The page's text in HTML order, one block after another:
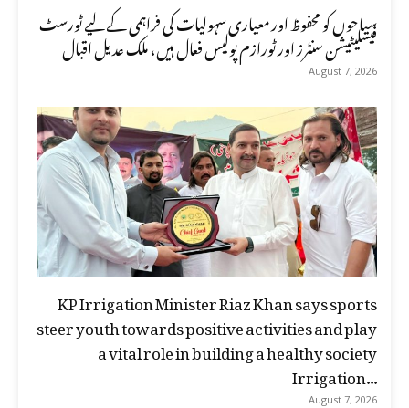
سیاحوں کو محفوظ اور معیاری سہولیات کی فراہمی کے لیے ٹورسٹ
فیسلیٹیشن سنٹرز اور ٹورازم پولیس فعال ہیں، ملک عدیل اقبال
August 7, 2026
KP Irrigation Minister Riaz Khan says sports
steer youth towards positive activities and play
a vital role in building a healthy society
Irrigation...
August 7, 2026